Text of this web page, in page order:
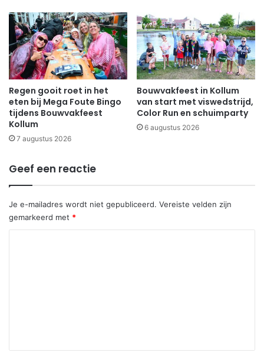
Regen gooit roet in het
eten bij Mega Foute Bingo
tijdens Bouwvakfeest
Kollum
7 augustus 2026
Bouwvakfeest in Kollum
van start met viswedstrijd,
Color Run en schuimparty
6 augustus 2026
Geef een reactie
Je e-mailadres wordt niet gepubliceerd. Vereiste velden zijn
gemarkeerd met *